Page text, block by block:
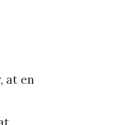
at en